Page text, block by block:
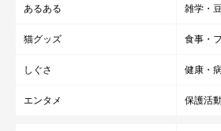
あるある 雑学・
猫グッズ 食事・
しぐさ 健康・
エンタメ 保護活